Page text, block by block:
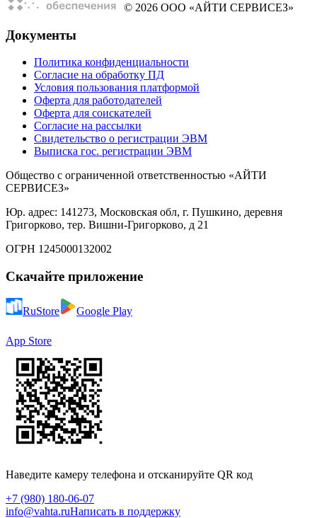
© 2026 ООО «АЙТИ СЕРВИСЕЗ»
Документы
Политика конфиденциальности
Согласие на обработку ПД
Условия пользования платформой
Оферта для работодателей
Оферта для соискателей
Согласие на рассылки
Свидетельство о регистрации ЭВМ
Выписка гос. регистрации ЭВМ
Общество с ограниченной ответственностью «АЙТИ
СЕРВИСЕЗ»
Юр. адрес: 141273, Московская обл, г. Пушкино, деревня
Григорково, тер. Вишни-Григорково, д 21
ОГРН 1245000132002
Скачайте приложение
RuStore Google Play
App Store
Наведите камеру телефона и отсканируйте QR код
+7 (980) 180-06-07
info@vahta.ruНаписать в поддержку